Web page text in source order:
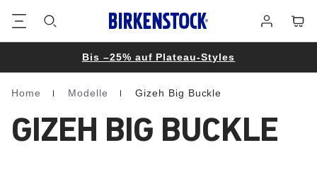
Bis –25% auf Plateau-Styles
Homepage
Home Modelle Gizeh Big Buckle
GIZEH BIG BUCKLE